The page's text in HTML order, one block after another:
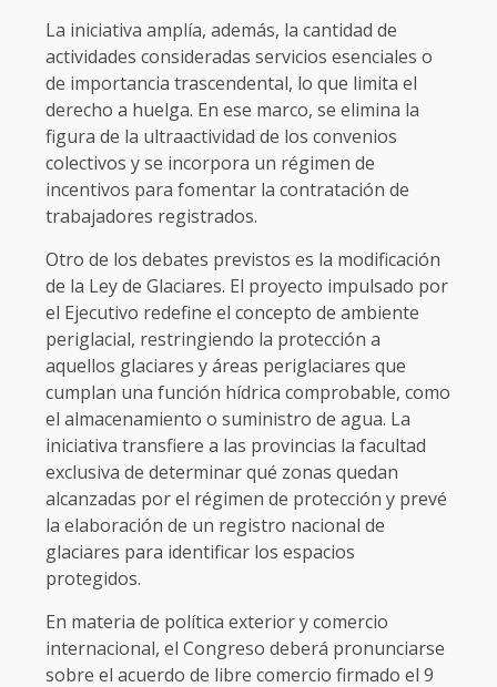
La iniciativa amplía, además, la cantidad de
actividades consideradas servicios esenciales o
de importancia trascendental, lo que limita el
derecho a huelga. En ese marco, se elimina la
figura de la ultraactividad de los convenios
colectivos y se incorpora un régimen de
incentivos para fomentar la contratación de
trabajadores registrados.
Otro de los debates previstos es la modificación
de la Ley de Glaciares. El proyecto impulsado por
el Ejecutivo redefine el concepto de ambiente
periglacial, restringiendo la protección a
aquellos glaciares y áreas periglaciares que
cumplan una función hídrica comprobable, como
el almacenamiento o suministro de agua. La
iniciativa transfiere a las provincias la facultad
exclusiva de determinar qué zonas quedan
alcanzadas por el régimen de protección y prevé
la elaboración de un registro nacional de
glaciares para identificar los espacios
protegidos.
En materia de política exterior y comercio
internacional, el Congreso deberá pronunciarse
sobre el acuerdo de libre comercio firmado el 9